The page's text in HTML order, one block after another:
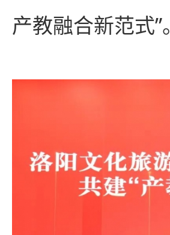
产教融合新范式”。